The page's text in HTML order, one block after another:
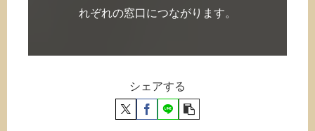
れぞれの窓口につながります。
シェアする